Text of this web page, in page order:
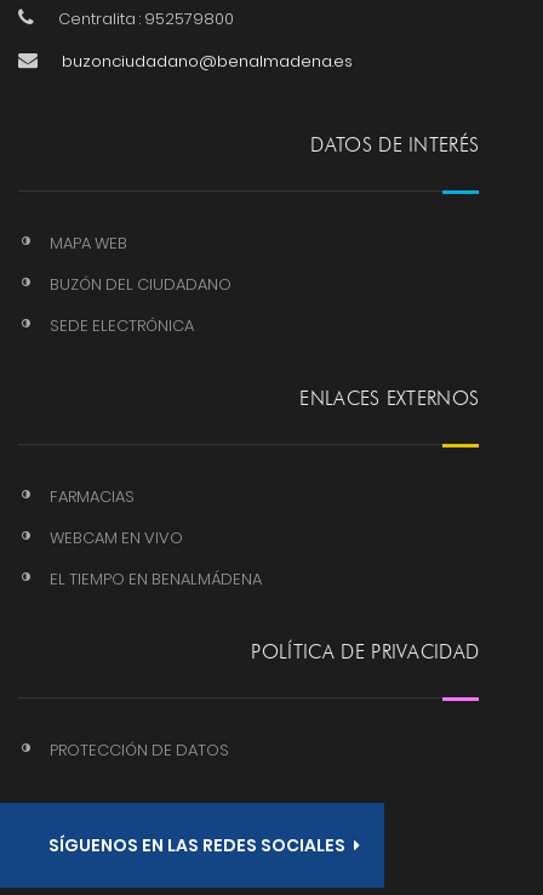
Centralita : 952579800
buzonciudadano@benalmadena.es
DATOS DE INTERÉS
MAPA WEB
BUZÓN DEL CIUDADANO
SEDE ELECTRÓNICA
ENLACES EXTERNOS
FARMACIAS
WEBCAM EN VIVO
EL TIEMPO EN BENALMÁDENA
POLÍTICA DE PRIVACIDAD
PROTECCIÓN DE DATOS
SÍGUENOS EN LAS REDES SOCIALES